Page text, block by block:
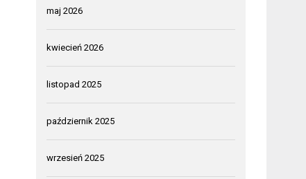
maj 2026
kwiecień 2026
listopad 2025
październik 2025
wrzesień 2025